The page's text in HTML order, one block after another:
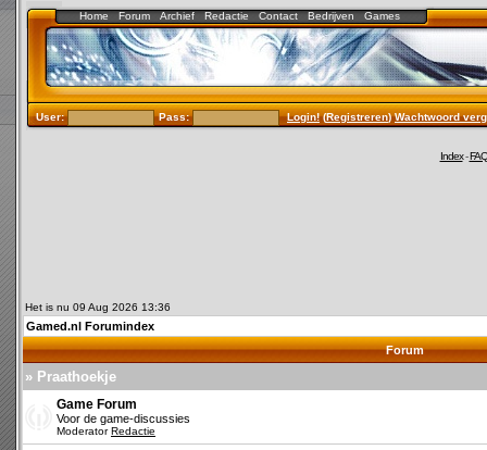
Home Forum Archief Redactie Contact Bedrijven Games
User: Pass: Login!(Registreren)Wachtwoord
Index-FAQ
Het is nu 09 Aug 2026 13:36
Gamed.nl Forumindex
Forum
» Praathoekje
Game Forum
Voor de game-discussies
ModeratorRedactie